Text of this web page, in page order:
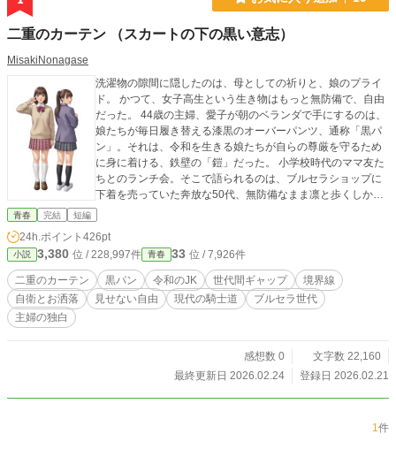
二重のカーテン （スカートの下の黒い意志）
MisakiNonagase
洗濯物の隙間に隠したのは、母としての祈りと、娘のプライ
ド。 かつて、女子高生という生き物はもっと無防備で、自由
だった。 44歳の主婦、愛子が朝のベランダで手にするのは、
娘たちが毎日履き替える漆黒のオーバーパンツ、通称「黒パ
ン」。それは、令和を生きる娘たちが自らの尊厳を守るため
に身に着ける、鉄壁の「鎧」だった。 小学校時代のママ友た
ちとのランチ会。そこで語られるのは、ブルセラショップに
下着を売っていた奔放な50代、無防備なまま凛と歩くしかな
かった40代、そして「見せないこと」に命を懸ける10代の、
父、生徒の背後に立たないよう神経を削る教師……。 一枚の
黒い布を通して浮き彫りになる、現代社会の歪さと、その根
底にある不器用なまでの「優しさ」。 ベランダに干された黒
いカーテンの向こう側に、あなたは何を見ますか？
青春 完結 短編
24h.ポイント 426pt
小説 3,380 位 / 228,997件 青春 33 位 / 7,926件
二重のカーテン 黒パン 令和のJK 世代間ギャップ
境界線
自衛とお洒落
見せない自由 現代の騎士道
ブルセラ世代
主婦の独白
感想数 0
文字数 22,160
最終更新日 2026.02.24
登録日 2026.02.21
1件